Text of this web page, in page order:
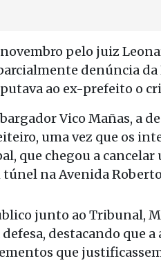
pelo juiz
denúncia
ao ex-prefeito o
Vico Mañas, a
uma vez que os
que chegou a
túnel na Avenida
junto ao Tribunal,
destacando que
que